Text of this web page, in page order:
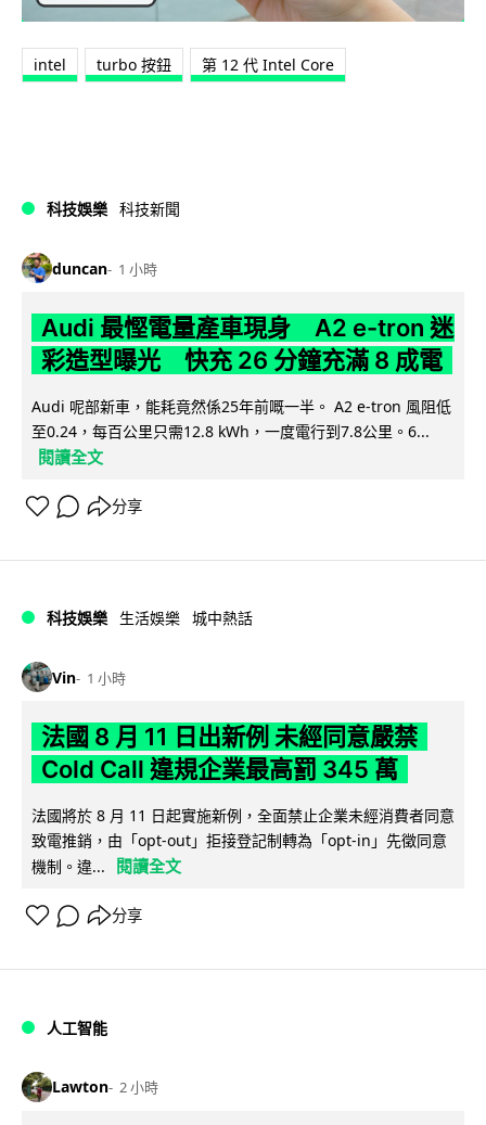
intel turbo 按鈕 第 12 代 Intel Core
科技娛樂 科技新聞
duncan 1 小時
Audi 最慳電量產車現身 A2 e-tron 迷
彩造型曝光 快充 26 分鐘充滿 8 成電
Audi 呢部新車，能耗竟然係25年前嘅一半。 A2 e-tron 風阻低
至0.24，每百公里只需12.8 kWh，一度電行到7.8公里。6...
閱讀全文
分享
科技娛樂 生活娛樂 城中熱話
Vin 1 小時
法國 8 月 11 日出新例 未經同意嚴禁
Cold Call 違規企業最高罰 345 萬
法國將於 8 月 11 日起實施新例，全面禁止企業未經消費者同意
致電推銷，由「opt-out」拒接登記制轉為「opt-in」先徵同意
機制。違...
閱讀全文
分享
人工智能
Lawton 2 小時